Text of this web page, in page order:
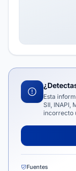
Esta
SII, INAPI,
incorrecto
Fuentes